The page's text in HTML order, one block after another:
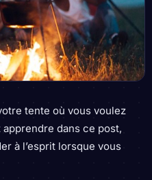
tente où vous voulez
dans ce post,
à l’esprit lorsque vous